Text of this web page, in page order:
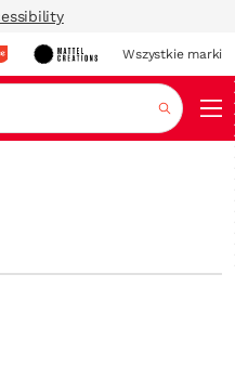
Wszystkie marki
Szukaj